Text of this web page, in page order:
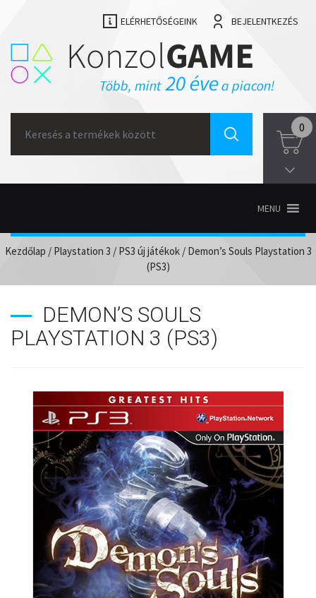
ELÉRHETŐSÉGEINK BEJELENTKEZÉS
for:
0
MENU
Kezdőlap / Playstation 3 / PS3 új játékok/ Demon’s Souls Playstation 3
(PS3)
DEMON’S SOULS
PLAYSTATION 3 (PS3)